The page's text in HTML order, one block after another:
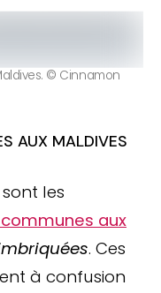
© Cinnamon
AUX MALDIVES
sont les
aux
. Ces
à confusion